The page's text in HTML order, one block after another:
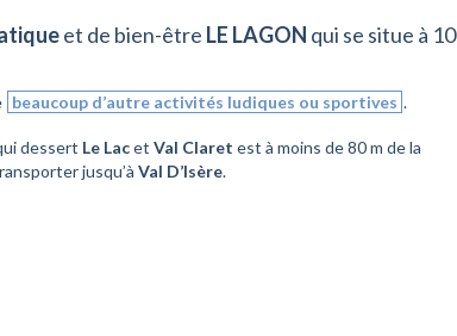
et de bien-être LE LAGON qui se situe à 10
beaucoup d’autre activités ludiques ou sportives .
dessert Le Lacet Val Claret est à moins de 80 m de la
jusqu’à Val D’Isère.